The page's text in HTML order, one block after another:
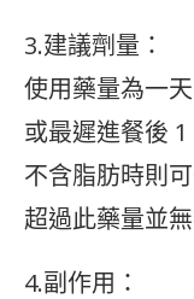
3.建議劑量：
使用藥量為一
或最遲進餐後
不含脂肪時則
超過此藥量並
4.副作用：